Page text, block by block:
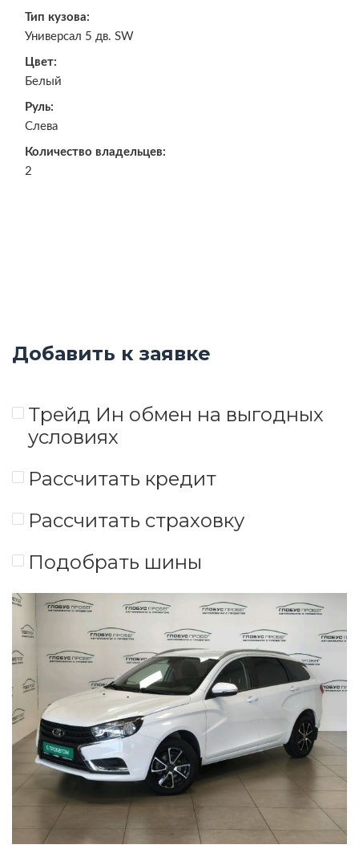
Тип кузова:
Универсал 5 дв. SW
Цвет:
Белый
Руль:
Слева
Количество владельцев:
2
Добавить к заявке
Трейд Ин обмен на выгодных
условиях
Рассчитать кредит
Рассчитать страховку
Подобрать шины